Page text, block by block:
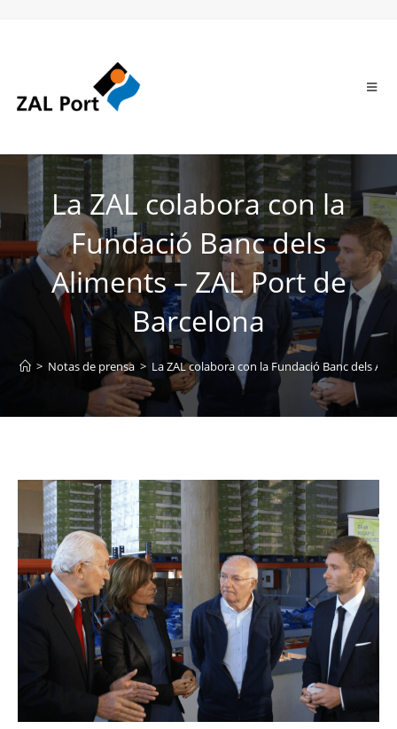
La ZAL colabora con la
Fundació Banc dels
Aliments – ZAL Port de
Barcelona
> Notas de prensa > La ZAL colabora con la Fundació Banc dels